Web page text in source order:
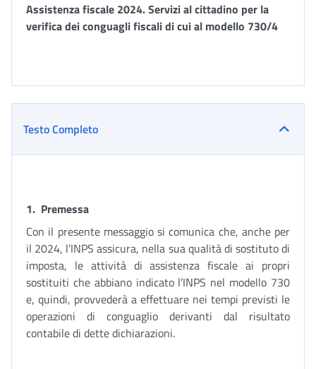
Assistenza fiscale 2024. Servizi al cittadino per la
verifica dei conguagli fiscali di cui al modello 730/4
Testo Completo
1. Premessa
Con il presente messaggio si comunica che, anche per
il 2024, l’INPS assicura, nella sua qualità di sostituto di
imposta, le attività di assistenza fiscale ai propri
sostituiti che abbiano indicato l’INPS nel modello 730
e, quindi, provvederà a effettuare nei tempi previsti le
operazioni di conguaglio derivanti dal risultato
contabile di dette dichiarazioni.